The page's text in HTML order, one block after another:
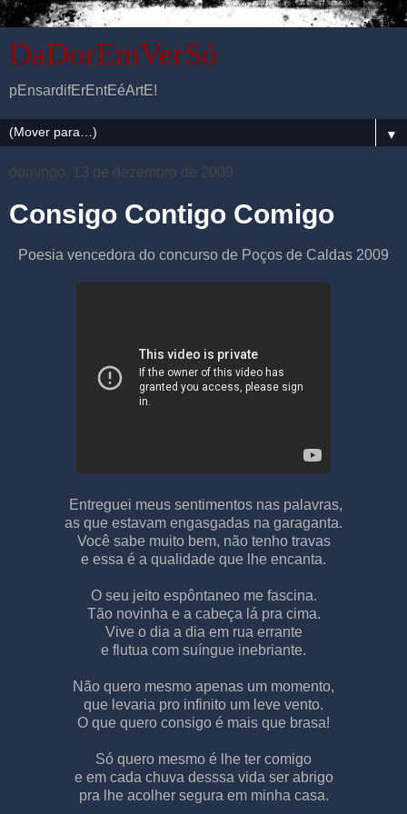
DaDorEmVerSó
pEnsardifErEntEéArtE!
▼
domingo, 13 de dezembro de 2009
Consigo Contigo Comigo
Poesia vencedora do concurso de Poços de Caldas 2009
Entreguei meus sentimentos nas palavras,
as que estavam engasgadas na garaganta.
Você sabe muito bem, não tenho travas
e essa é a qualidade que lhe encanta.
O seu jeito espôntaneo me fascina.
Tão novinha e a cabeça lá pra cima.
Vive o dia a dia em rua errante
e flutua com suíngue inebriante.
Não quero mesmo apenas um momento,
que levaria pro infinito um leve vento.
O que quero consigo é mais que brasa!
Só quero mesmo é lhe ter comigo
e em cada chuva desssa vida ser abrigo
pra lhe acolher segura em minha casa.